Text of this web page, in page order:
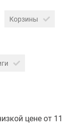
Корзины
цене от 11